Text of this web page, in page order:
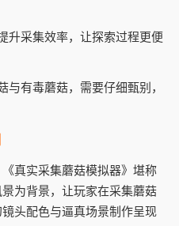
升采集效率，让探索过程更便
有毒蘑菇，需要仔细甄别，
真实采集蘑菇模拟器》堪称
为背景，让玩家在采集蘑菇
头配色与逼真场景制作呈现